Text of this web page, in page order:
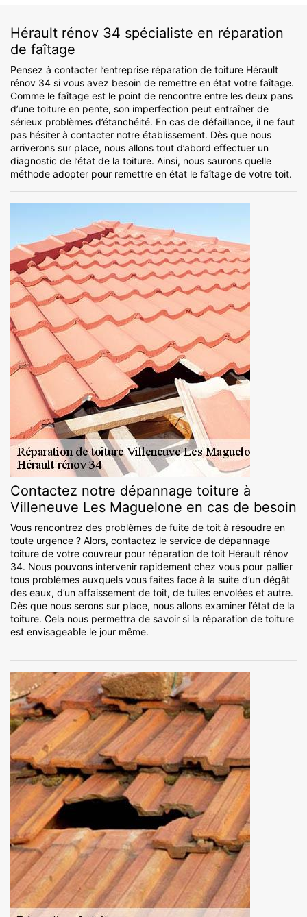
Hérault rénov 34 spécialiste en réparation
de faîtage
Pensez à contacter l’entreprise réparation de toiture Hérault
rénov 34 si vous avez besoin de remettre en état votre faîtage.
Comme le faîtage est le point de rencontre entre les deux pans
d’une toiture en pente, son imperfection peut entraîner de
sérieux problèmes d’étanchéité. En cas de défaillance, il ne faut
pas hésiter à contacter notre établissement. Dès que nous
arriverons sur place, nous allons tout d’abord effectuer un
diagnostic de l’état de la toiture. Ainsi, nous saurons quelle
méthode adopter pour remettre en état le faîtage de votre toit.
Contactez notre dépannage toiture à
Villeneuve Les Maguelone en cas de besoin
Vous rencontrez des problèmes de fuite de toit à résoudre en
toute urgence ? Alors, contactez le service de dépannage
toiture de votre couvreur pour réparation de toit Hérault rénov
34. Nous pouvons intervenir rapidement chez vous pour pallier
tous problèmes auxquels vous faites face à la suite d’un dégât
des eaux, d’un affaissement de toit, de tuiles envolées et autre.
Dès que nous serons sur place, nous allons examiner l’état de la
toiture. Cela nous permettra de savoir si la réparation de toiture
est envisageable le jour même.